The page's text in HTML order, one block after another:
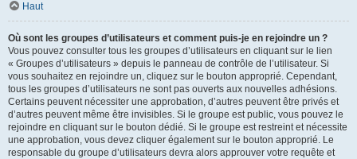
Haut
Où sont les groupes d’utilisateurs et comment puis-je en rejoindre un ?
Vous pouvez consulter tous les groupes d’utilisateurs en cliquant sur le lien
« Groupes d’utilisateurs » depuis le panneau de contrôle de l’utilisateur. Si
vous souhaitez en rejoindre un, cliquez sur le bouton approprié. Cependant,
tous les groupes d’utilisateurs ne sont pas ouverts aux nouvelles adhésions.
Certains peuvent nécessiter une approbation, d’autres peuvent être privés et
d’autres peuvent même être invisibles. Si le groupe est public, vous pouvez le
rejoindre en cliquant sur le bouton dédié. Si le groupe est restreint et nécessite
une approbation, vous devez cliquer également sur le bouton approprié. Le
responsable du groupe d’utilisateurs devra alors approuver votre requête et